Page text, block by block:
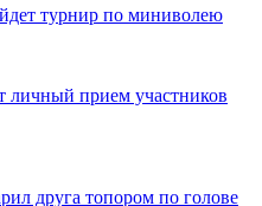
турнир по миниволею
личный прием участников
друга топором по голове